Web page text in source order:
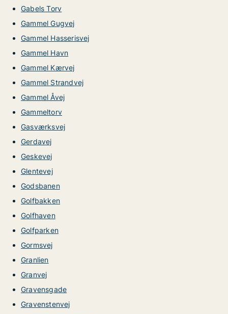
Gabels Torv
Gammel Gugvej
Gammel Hasserisvej
Gammel Havn
Gammel Kærvej
Gammel Strandvej
Gammel Åvej
Gammeltorv
Gasværksvej
Gerdavej
Geskevej
Glentevej
Godsbanen
Golfbakken
Golfhaven
Golfparken
Gormsvej
Granlien
Granvej
Gravensgade
Gravenstenvej